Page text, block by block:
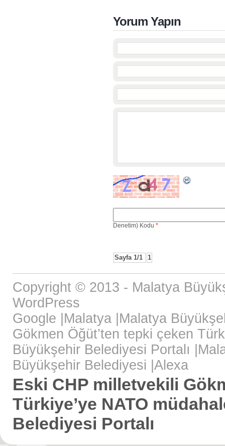
Yorum Yapın
Denetim) Kodu *
Sayfa 1/1 1
Copyright © 2013 - Malatya
WordPress
Google Malatya Malatya
Gökmen Öğüt’ten tepki çeken
Büyükşehir Belediyesi Portalı
Büyükşehir Belediyesi Alexa
Eski CHP milletvekili
Türkiye’ye NATO
Belediyesi Portalı